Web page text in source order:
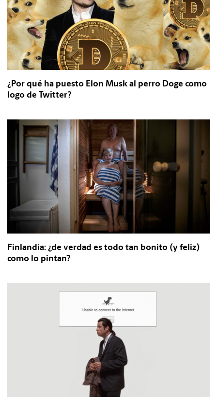
¿Por qué ha puesto Elon Musk al perro Doge como
logo de Twitter?
Finlandia: ¿de verdad es todo tan bonito (y feliz)
como lo pintan?